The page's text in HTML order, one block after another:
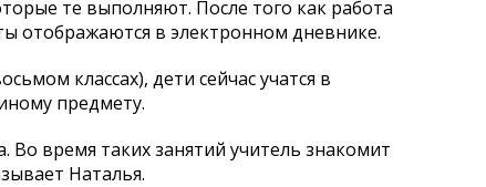
те выполняют. После того как работа
отображаются в электронном дневнике.
классах), дети сейчас учатся в
предмету.
время таких занятий учитель знакомит
Наталья.